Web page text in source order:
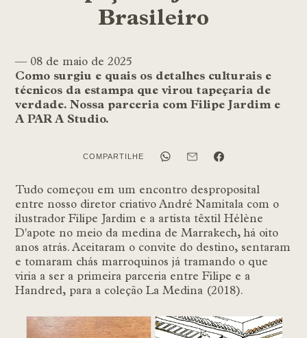
Brasileiro
— 08 de maio de 2025
Como surgiu e quais os detalhes culturais e
técnicos da estampa que virou tapeçaria de
verdade. Nossa parceria com Filipe Jardim e
A PAR A Studio.
COMPARTILHE Compartilhar
CompartilharCompartilhar
Tudo começou em um encontro desproposital
entre nosso diretor criativo André Namitala com o
ilustrador Filipe Jardim e a artista têxtil Hélène
D'apote no meio da medina de Marrakech, há oito
anos atrás. Aceitaram o convite do destino, sentaram
e tomaram chás marroquinos já tramando o que
viria a ser a primeira parceria entre Filipe e a
Handred, para a coleção La Medina (2018).